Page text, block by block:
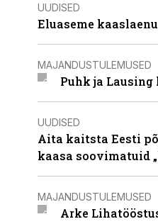
UUDISED
Eluaseme
MAJANDUSTULEMUSED
Puhk ja
UUDISED
Aita kaitsta Eesti
kaasa soovimatuid
MAJANDUSTULEMUSED
Arke